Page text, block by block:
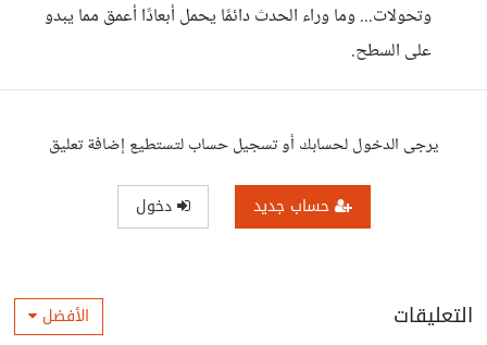
وتحولات... وما وراء الحدث دائمًا يحمل أبعادًا أعمق مما يبدو
على السطح.
يرجى الدخول لحسابك أو تسجيل حساب لتستطيع إضافة تعليق
حساب جديد دخول
التعليقات الأفضل